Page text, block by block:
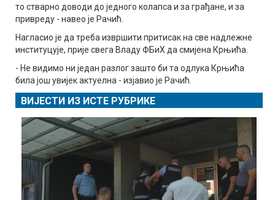
то стварно доводи до једного колапса и за грађане, и за
привреду - навео је Рачић.
Нагласио је да треба извршити притисак на све надлежне
институцује, прије свега Владу ФБиХ да смијена Крњића.
- Не видимо ни један разлог зашто би та одлука Крњића
била још увијек актуелна - изјавио је Рачић.
ВИЈЕСТИ ИЗ ИСТЕ РУБРИКЕ